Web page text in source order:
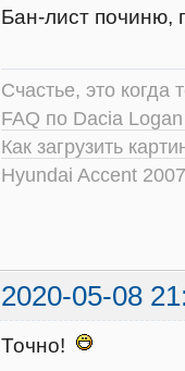
Бан-лист починю,
Счастье, это когда
FAQ по Dacia
Как загрузить
Hyundai Accent
2020-05-08
Точно!